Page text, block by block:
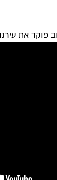
פוקד את